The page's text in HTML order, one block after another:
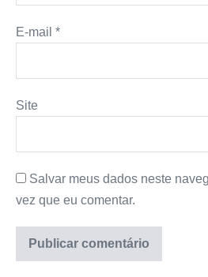
E-mail *
Site
Salvar meus dados neste
vez que eu comentar.